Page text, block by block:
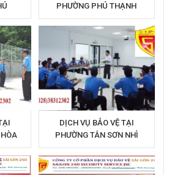
PHƯỜNG PHÚ THẠNH
DỊCH VỤ BẢO VỆ TẠI
PHƯỜNG TÂN SƠN NHÌ